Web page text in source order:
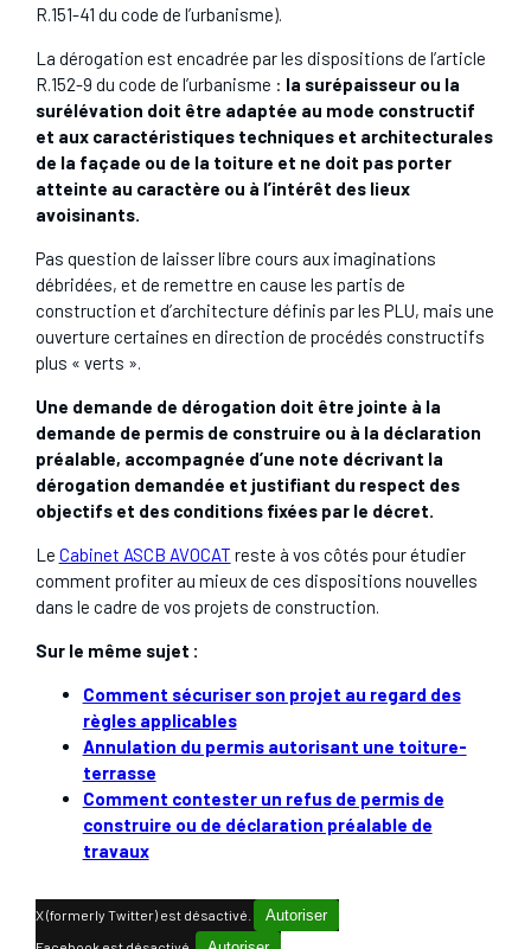
R.151-41 du code de l’urbanisme).
La dérogation est encadrée par les dispositions de l’article
R.152-9 du code de l’urbanisme : la surépaisseur ou la
surélévation doit être adaptée au mode constructif
et aux caractéristiques techniques et architecturales
de la façade ou de la toiture et ne doit pas porter
atteinte au caractère ou à l’intérêt des lieux
avoisinants.
Pas question de laisser libre cours aux imaginations
débridées, et de remettre en cause les partis de
construction et d’architecture définis par les PLU, mais une
ouverture certaines en direction de procédés constructifs
plus « verts ».
Une demande de dérogation doit être jointe à la
demande de permis de construire ou à la déclaration
préalable, accompagnée d’une note décrivant la
dérogation demandée et justifiant du respect des
objectifs et des conditions fixées par le décret.
Le Cabinet ASCB AVOCAT reste à vos côtés pour étudier
comment profiter au mieux de ces dispositions nouvelles
dans le cadre de vos projets de construction.
Sur le même sujet :
Comment sécuriser son projet au regard des
règles applicables
Annulation du permis autorisant une toiture-
terrasse
Comment contester un refus de permis de
construire ou de déclaration préalable de
travaux
X (formerly Twitter) est désactivé. Autoriser